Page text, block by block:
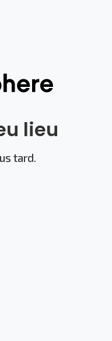
lieu
tard.